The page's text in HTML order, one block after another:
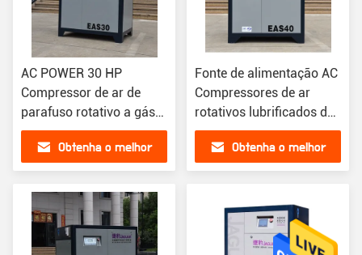
AC POWER 30 HP
Compressor de ar de
parafuso rotativo a gás
lubrificado para uma
operação suave
Obtenha o melhor
Fonte de alimentação AC
Compressores de ar
rotativos lubrificados de
tipo parafuso industriais
e de poupança de
energia
Obtenha o melhor